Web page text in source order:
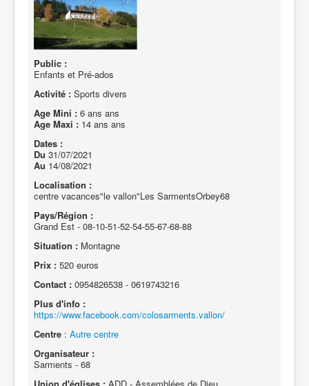
Public :
Enfants et Pré-ados
Activité : Sports divers
Age Mini : 6 ans ans
Age Maxi : 14 ans ans
Dates :
Du 31/07/2021
Au 14/08/2021
Localisation :
centre vacances"le vallon"Les SarmentsOrbey68
Pays/Région :
Grand Est - 08-10-51-52-54-55-67-68-88
Situation : Montagne
Prix : 520 euros
Contact : 0954826538 - 0619743216
Plus d'info :
https://www.facebook.com/colosarments.vallon/
Centre : Autre centre
Organisateur :
Sarments - 68